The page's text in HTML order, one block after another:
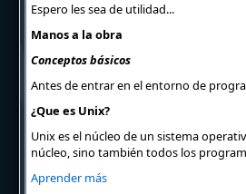
Espero les sea de utilidad...
Manos a la obra
Conceptos básicos
Antes de entrar en el entorno de
¿Que es Unix?
Unix es el núcleo de un sistema
núcleo, sino también todos los
Aprender más